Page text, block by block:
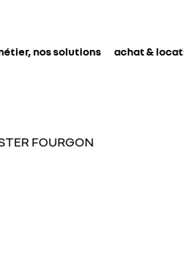
nos solutions achat &
FOURGON